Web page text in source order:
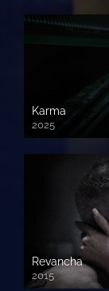
Karma
2025
Revancha
2015
720p HD